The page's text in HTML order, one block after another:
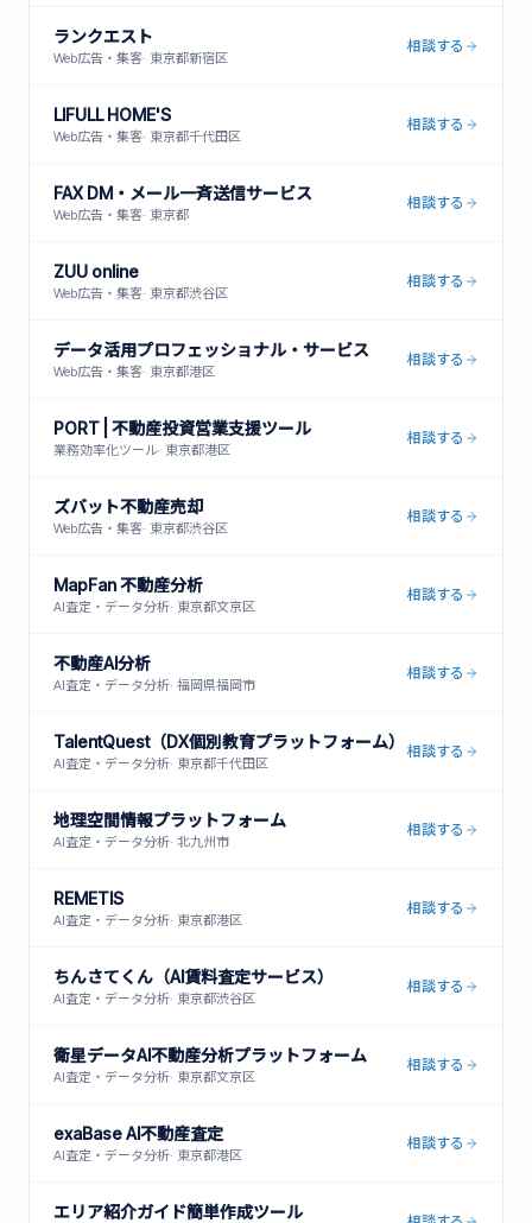
ランクエスト
Web広告・集客· 東京都新宿区
相談する
LIFULL HOME'S
Web広告・集客· 東京都千代田区
相談する
FAX DM・メール一斉送信サービス
Web広告・集客· 東京都
相談する
ZUU online
Web広告・集客· 東京都渋谷区
相談する
データ活用プロフェッショナル・サービス
Web広告・集客· 東京都港区
相談する
PORT | 不動産投資営業支援ツール
業務効率化ツール· 東京都港区
相談する
ズバット不動産売却
Web広告・集客· 東京都渋谷区
相談する
MapFan 不動産分析
AI査定・データ分析· 東京都文京区
相談する
不動産AI分析
AI査定・データ分析· 福岡県福岡市
相談する
TalentQuest（DX個別教育プラットフォーム）
AI査定・データ分析· 東京都千代田区
相談する
地理空間情報プラットフォーム
AI査定・データ分析· 北九州市
相談する
REMETIS
AI査定・データ分析· 東京都港区
相談する
ちんさてくん（AI賃料査定サービス）
AI査定・データ分析· 東京都渋谷区
相談する
衛星データAI不動産分析プラットフォーム
AI査定・データ分析· 東京都文京区
相談する
exaBase AI不動産査定
AI査定・データ分析· 東京都港区
相談する
エリア紹介ガイド簡単作成ツール